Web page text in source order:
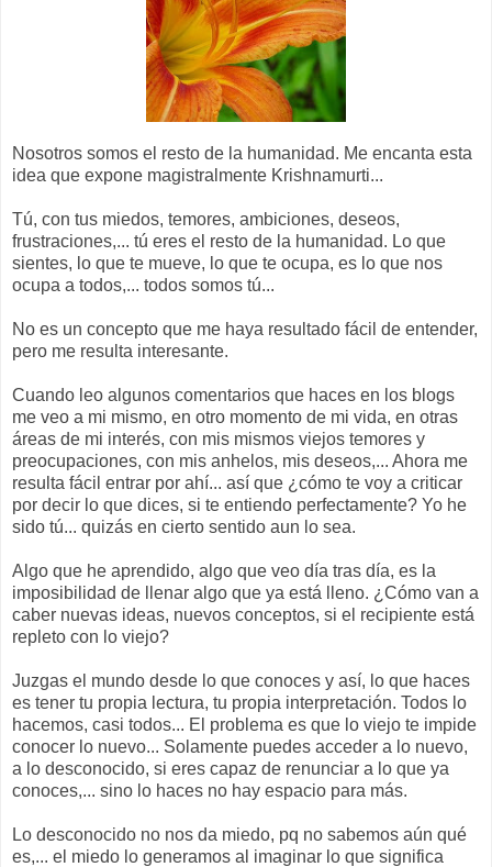
Nosotros somos el resto de la humanidad. Me encanta esta
idea que expone magistralmente Krishnamurti...
Tú, con tus miedos, temores, ambiciones, deseos,
frustraciones,... tú eres el resto de la humanidad. Lo que
sientes, lo que te mueve, lo que te ocupa, es lo que nos
ocupa a todos,... todos somos tú...
No es un concepto que me haya resultado fácil de entender,
pero me resulta interesante.
Cuando leo algunos comentarios que haces en los blogs
me veo a mi mismo, en otro momento de mi vida, en otras
áreas de mi interés, con mis mismos viejos temores y
preocupaciones, con mis anhelos, mis deseos,... Ahora me
resulta fácil entrar por ahí... así que ¿cómo te voy a criticar
por decir lo que dices, si te entiendo perfectamente? Yo he
sido tú... quizás en cierto sentido aun lo sea.
Algo que he aprendido, algo que veo día tras día, es la
imposibilidad de llenar algo que ya está lleno. ¿Cómo van a
caber nuevas ideas, nuevos conceptos, si el recipiente está
repleto con lo viejo?
Juzgas el mundo desde lo que conoces y así, lo que haces
es tener tu propia lectura, tu propia interpretación. Todos lo
hacemos, casi todos... El problema es que lo viejo te impide
conocer lo nuevo... Solamente puedes acceder a lo nuevo,
a lo desconocido, si eres capaz de renunciar a lo que ya
conoces,... sino lo haces no hay espacio para más.
Lo desconocido no nos da miedo, pq no sabemos aún qué
es,... el miedo lo generamos al imaginar lo que significa